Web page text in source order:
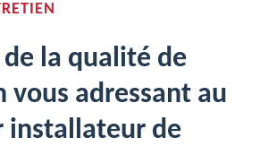
la qualité de
vous adressant au
installateur de